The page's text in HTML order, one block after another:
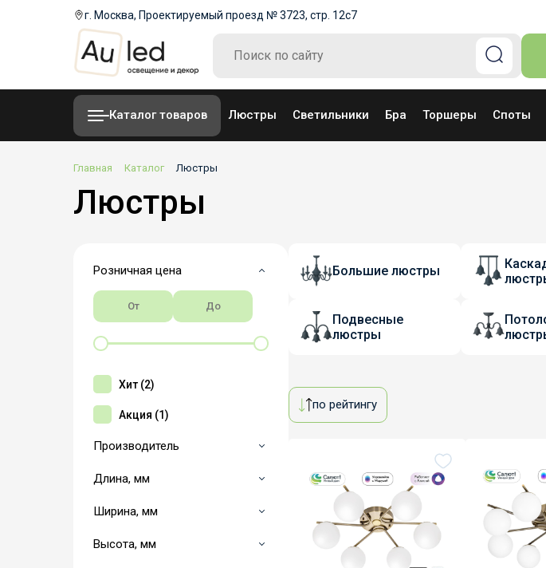
г. Москва, Проектируемый проезд № 3723, стр. 12с7
Каталог товаров Люстры Светильники Бра Торшеры Споты
Главная Каталог Люстры
Люстры
Розничная цена
Хит (2)
Акция (1)
Производитель
Длина, мм
Ширина, мм
Высота, мм
Большие люстры
Подвесные
люстры
по рейтингу